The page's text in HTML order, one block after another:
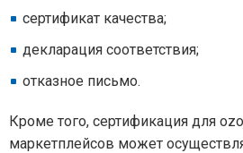
сертификат качества;
декларация соответствия;
отказное письмо.
Кроме того, сертификация для
маркетплейсов может